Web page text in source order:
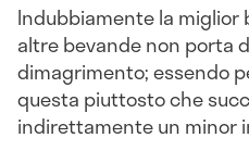
Indubbiamente la miglior
altre bevande non porta
dimagrimento; essendo
questa piuttosto che
indirettamente un minor